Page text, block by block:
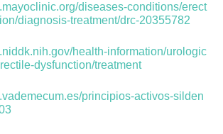
diseases-conditions/erect
diagnosis-treatment/drc-20355782
health-information/urologic
dysfunction/treatment
principios-activos-silden